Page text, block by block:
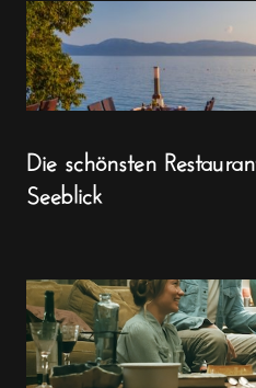
Die schönsten
Seeblick